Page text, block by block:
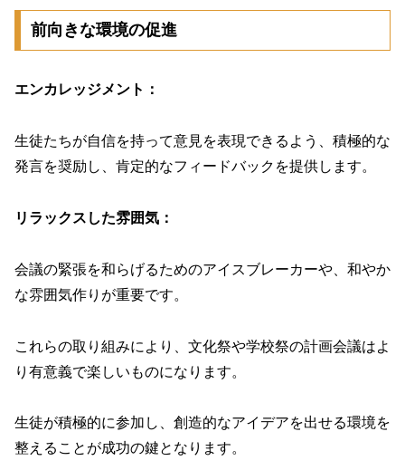
前向きな環境の促進
エンカレッジメント：
生徒たちが自信を持って意見を表現できるよう、積極的な
発言を奨励し、肯定的なフィードバックを提供します。
リラックスした雰囲気：
会議の緊張を和らげるためのアイスブレーカーや、和やか
な雰囲気作りが重要です。
これらの取り組みにより、文化祭や学校祭の計画会議はよ
り有意義で楽しいものになります。
生徒が積極的に参加し、創造的なアイデアを出せる環境を
整えることが成功の鍵となります。